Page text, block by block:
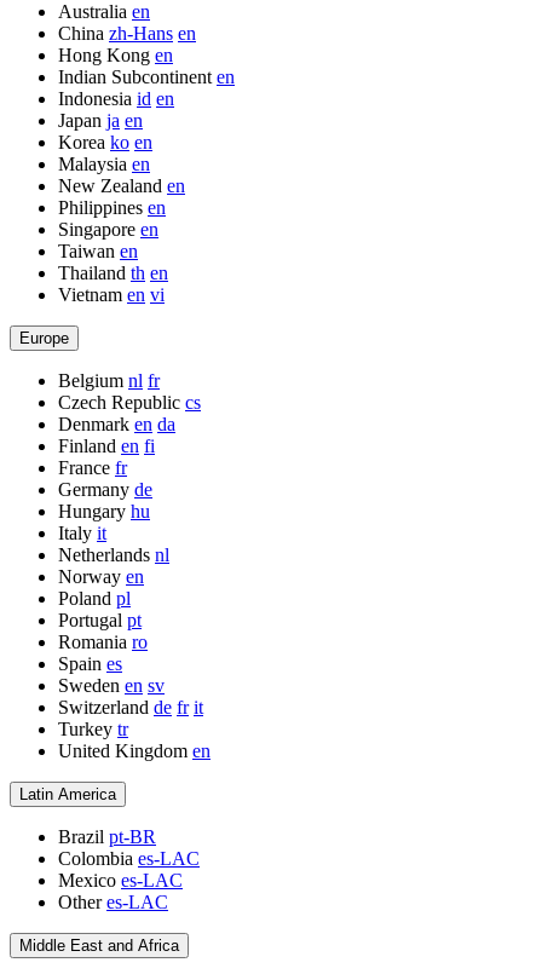
Australia en
China zh-Hans en
Hong Kong en
Indian Subcontinent en
Indonesia id en
Japan ja en
Korea ko en
Malaysia en
New Zealand en
Philippines en
Singapore en
Taiwan en
Thailand th en
Vietnam en vi
Europe
Belgium nl fr
Czech Republic cs
Denmark en da
Finland en fi
France fr
Germany de
Hungary hu
Italy it
Netherlands nl
Norway en
Poland pl
Portugal pt
Romania ro
Spain es
Sweden en sv
Switzerland de fr it
Turkey tr
United Kingdom en
Latin America
Brazil pt-BR
Colombia es-LAC
Mexico es-LAC
Other es-LAC
Middle East and Africa